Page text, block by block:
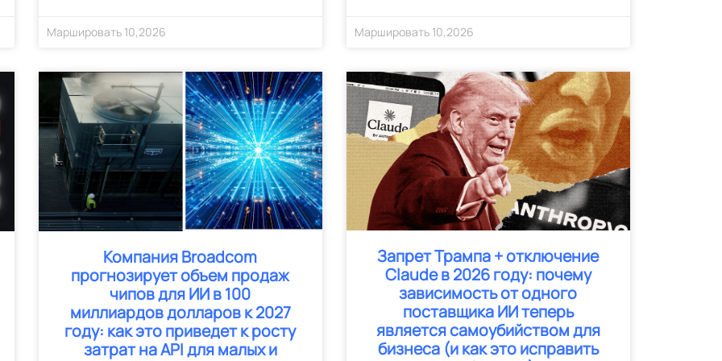
Маршировать 10,2026 Маршировать 10,2026
Компания Broadcom
прогнозирует объем продаж
чипов для ИИ в 100
миллиардов долларов к 2027
году: как это приведет к росту
затрат на API для малых и
Запрет Трампа + отключение
Claude в 2026 году: почему
зависимость от одного
поставщика ИИ теперь
является самоубийством для
бизнеса (и как это исправить